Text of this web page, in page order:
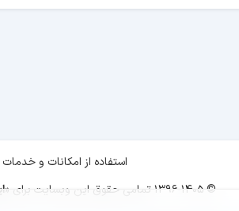
استفاده از امکانات و
© ۱۳۹۶-۱۴۰۵ تمامی حقوق این وبسایت برای «